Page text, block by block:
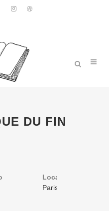
DU FIN
Volume
Local
Paris